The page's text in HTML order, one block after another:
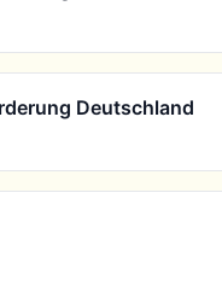
Deutschland